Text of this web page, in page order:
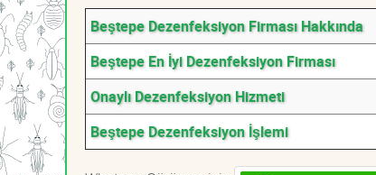
Beştepe Dezenfeksiyon Firması Hakkında
Beştepe En İyi Dezenfeksiyon Firması
Onaylı Dezenfeksiyon Hizmeti
Beştepe Dezenfeksiyon İşlemi